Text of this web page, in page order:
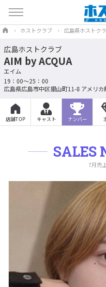
ホストクラブ 広島県ホストク
広島ホストクラブ
AIM by ACQUA
エイム
19：00～25：00
広島県広島市中区銀山町11-8 アメリカ
店舗TOP キャスト ナンバー
SALES
7月売